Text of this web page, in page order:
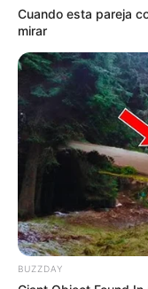
LOCALIDAD
Cuando esta pareja
mirar
BUZZDAY